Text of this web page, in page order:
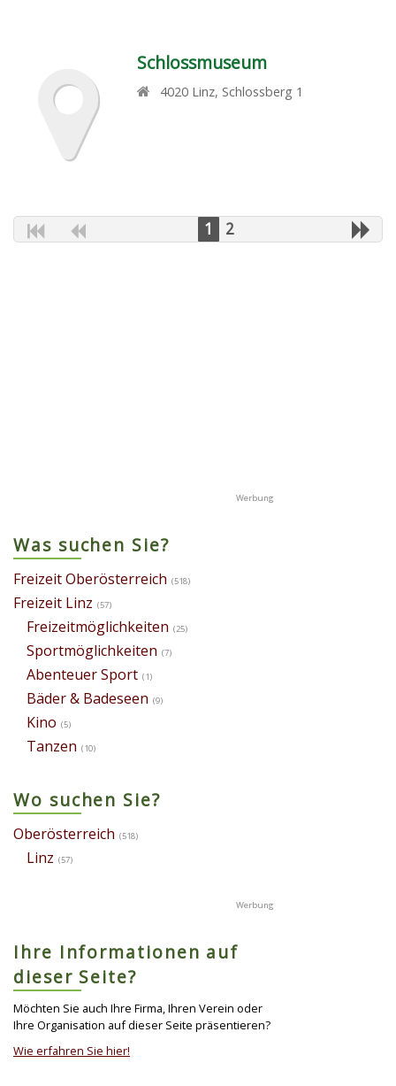
Schlossmuseum
4020 Linz, Schlossberg 1
1 2
Was suchen Sie?
Freizeit Oberösterreich (518)
Freizeit Linz (57)
Freizeitmöglichkeiten (25)
Sportmöglichkeiten (7)
Abenteuer Sport (1)
Bäder & Badeseen (9)
Kino (5)
Tanzen (10)
Wo suchen Sie?
Oberösterreich (518)
Linz (57)
Ihre Informationen auf
dieser Seite?
Möchten Sie auch Ihre Firma, Ihren Verein oder
Ihre Organisation auf dieser Seite präsentieren?
Wie erfahren Sie hier!